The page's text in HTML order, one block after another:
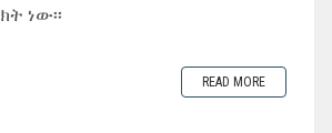
ነው፡፡
READ MORE